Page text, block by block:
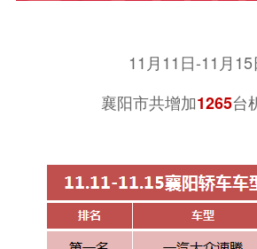
11月11日-11月15
襄阳市共增加1265台